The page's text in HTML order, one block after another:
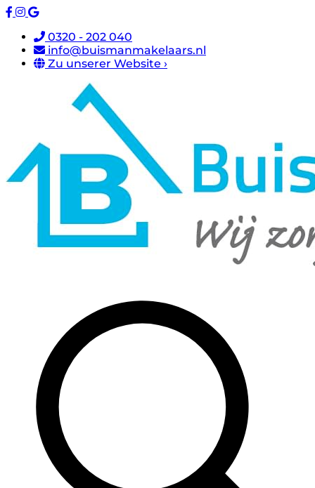
0320 - 202 040
info@buismanmakelaars.nl
Zu unserer Website ›